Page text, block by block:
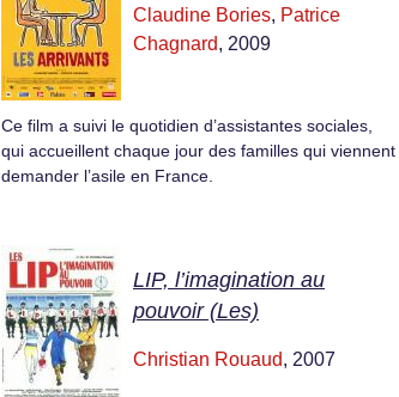
Claudine Bories, Patrice
Chagnard, 2009
Ce film a suivi le quotidien d’assistantes sociales,
qui accueillent chaque jour des familles qui viennent
demander l’asile en France.
LIP, l’imagination au
pouvoir (Les)
Christian Rouaud, 2007